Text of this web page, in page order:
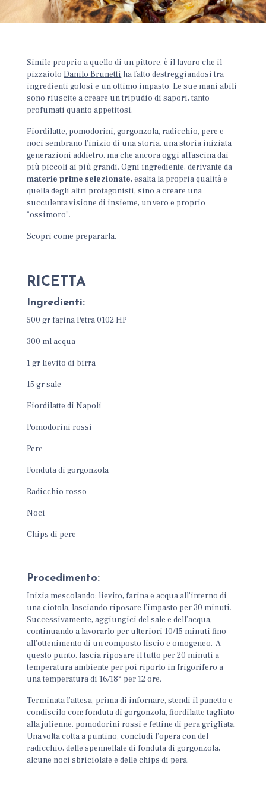
Simile proprio a quello di un pittore, è il lavoro che il
pizzaioloDanilo Brunetti ha fatto destreggiandosi tra
ingredienti golosi e un ottimo impasto. Le sue mani abili
sono riuscite a creare un tripudio di sapori, tanto
profumati quanto appetitosi.
Fiordilatte, pomodorini, gorgonzola, radicchio, pere e
noci sembrano l’inizio di una storia, una storia iniziata
generazioni addietro, ma che ancora oggi affascina dai
più piccoli ai più grandi. Ogni ingrediente, derivante da
materie prime selezionate, esalta la propria qualità e
quella degli altri protagonisti, sino a creare una
succulenta visione di insieme, un vero e proprio
“ossimoro”.
Scopri come prepararla.
RICETTA
Ingredienti:
500 gr farina Petra 0102 HP
300 ml acqua
1 gr lievito di birra
15 gr sale
Fiordilatte di Napoli
Pomodorini rossi
Pere
Fonduta di gorgonzola
Radicchio rosso
Noci
Chips di pere
Procedimento:
Inizia mescolando: lievito, farina e acqua all’interno di
una ciotola, lasciando riposare l’impasto per 30 minuti.
Successivamente, aggiungici del sale e dell’acqua,
continuando a lavorarlo per ulteriori 10/15 minuti fino
all’ottenimento di un composto liscio e omogeneo. A
questo punto, lascia riposare il tutto per 20 minuti a
temperatura ambiente per poi riporlo in frigorifero a
una temperatura di 16/18° per 12 ore.
Terminata l’attesa, prima di infornare, stendi il panetto e
condiscilo con: fonduta di gorgonzola, fiordilatte tagliato
alla julienne, pomodorini rossi e fettine di pera grigliata.
Una volta cotta a puntino, concludi l’opera con del
radicchio, delle spennellate di fonduta di gorgonzola,
alcune noci sbriciolate e delle chips di pera.